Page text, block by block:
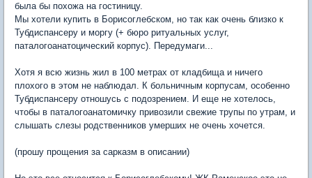
была бы похожа на гостиницу.
Мы хотели купить в Борисоглебском, но так как очень близко к
Тубдиспансеру и моргу (+ бюро ритуальных услуг,
паталогоанатоцический корпус). Передумаги...
Хотя я всю жизнь жил в 100 метрах от кладбища и ничего
плохого в этом не наблюдал. К больничным корпусам, особенно
Тубдиспансеру отношусь с подозрением. И еще не хотелось,
чтобы в паталогоанатомичку привозили свежие трупы по утрам, и
слышать слезы родственников умерших не очень хочется.
(прошу прощения за сарказм в описании)